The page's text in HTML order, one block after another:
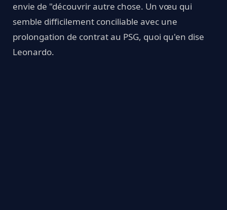
envie de "découvrir autre chose. Un vœu qui
semble difficilement conciliable avec une
prolongation de contrat au PSG, quoi qu'en dise
Leonardo.